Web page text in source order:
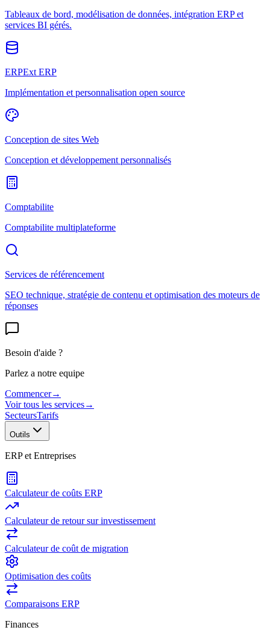
Tableaux de bord, modélisation de données, intégration ERP et
services BI gérés.
ERPExt ERP
Implémentation et personnalisation open source
Conception de sites Web
Conception et développement personnalisés
Comptabilite
Comptabilite multiplateforme
Services de référencement
SEO technique, stratégie de contenu et optimisation des moteurs de
réponses
Besoin d'aide ?
Parlez a notre equipe
Commencer→
Voir tous les services→
SecteursTarifs
Outils
ERP et Entreprises
Calculateur de coûts ERP
Calculateur de retour sur investissement
Calculateur de coût de migration
Optimisation des coûts
Comparaisons ERP
Finances